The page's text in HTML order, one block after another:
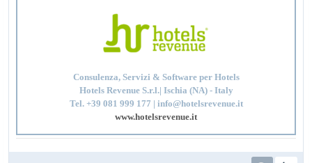
Consulenza, Servizi & Software per Hotels
Hotels Revenue S.r.l.| Ischia (NA) - Italy
Tel. +39 081 999 177 | info@hotelsrevenue.it
www.hotelsrevenue.it